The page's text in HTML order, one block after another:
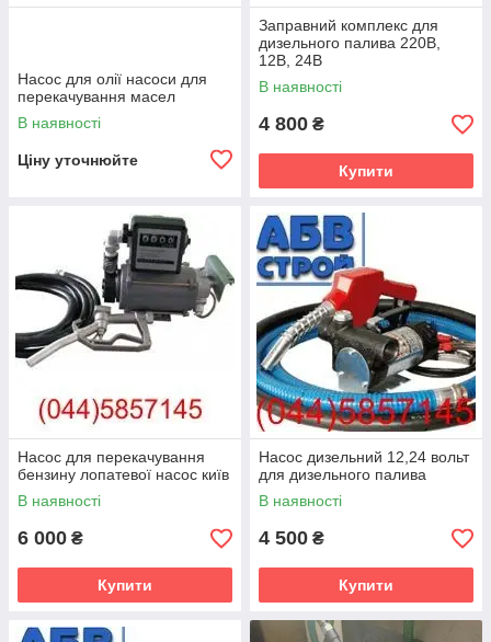
Насос для олії насоси для
перекачування масел
В наявності
Ціну уточнюйте
Заправний комплекс для
дизельного палива 220В,
12В, 24В
В наявності
4 800 ₴
Купити
Насос для перекачування
бензину лопатевої насос київ
В наявності
6 000 ₴
Купити
Насос дизельний 12,24 вольт
для дизельного палива
В наявності
4 500 ₴
Купити